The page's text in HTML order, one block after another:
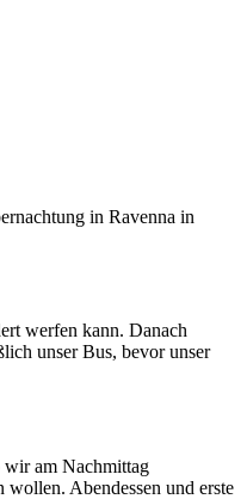
in Ravenna in
werfen kann. Danach
unser Bus, bevor unser
wir am Nachmittag
Abendessen und erste